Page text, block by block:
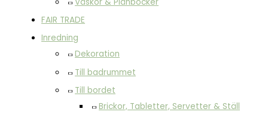
FAIR TRADE
Inredning
Dekoration
Till badrummet
Till bordet
Brickor, Tabletter, Servetter & Ställ